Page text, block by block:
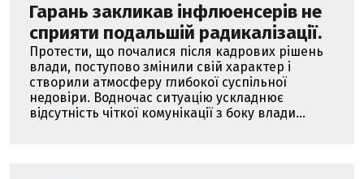
Гарань закликав інфлюенсерів не
сприяти подальшій радикалізації.
Протести, що почалися після кадрових рішень
влади, поступово змінили свій характер і
створили атмосферу глибокої суспільної
недовіри. Водночас ситуацію ускладнює
відсутність чіткої комунікації з боку влади...